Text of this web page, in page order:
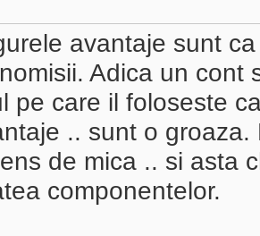
avantaje sunt
Adica un cont
pe care il foloseste
.. sunt o
de mica .. si asta
componentelor.